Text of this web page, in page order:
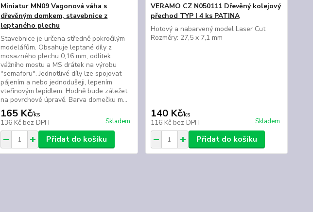
Miniatur MN09 Vagonová váha s
dřevěným domkem, stavebnice z
leptaného plechu
Stavebnice je určena středně pokročilým
modelářům. Obsahuje leptané díly z
mosazného plechu 0,16 mm, odlitek
vážního mostu a MS drátek na výrobu
"semaforu". Jednotlivé díly lze spojovat
pájením a nebo jednodušeji, lepením
vteřinovým lepidlem. Hodně bude záležet
na povrchové úpravě. Barva domečku m...
165 Kč/ks
136 Kč bez DPH Skladem
Přidat do košíku
VERAMO CZ N050111 Dřevěný kolejový
přechod TYP I 4 ks PATINA
Hotový a nabarvený model Laser Cut
Rozměry: 27,5 x 7,1 mm
140 Kč/ks
116 Kč bez DPH Skladem
Přidat do košíku